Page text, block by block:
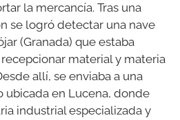
la mercancía. Tras una
se logró detectar una nave
(Granada) que estaba
material y materia
allí, se enviaba a una
ubicada en Lucena, donde
industrial especializada y